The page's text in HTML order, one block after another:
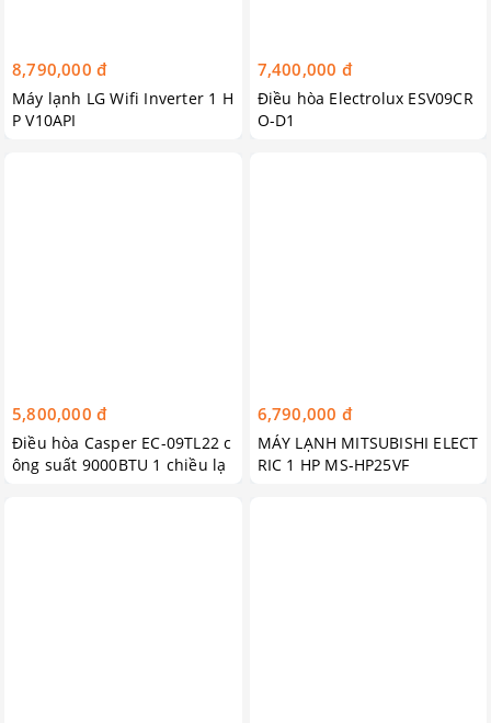
8,790,000 đ
Máy lạnh LG Wifi Inverter 1 H
P V10API
7,400,000 đ
Điều hòa Electrolux ESV09CR
O-D1
5,800,000 đ
Điều hòa Casper EC-09TL22 c
ông suất 9000BTU 1 chiều lạ
6,790,000 đ
MÁY LẠNH MITSUBISHI ELECT
RIC 1 HP MS-HP25VF